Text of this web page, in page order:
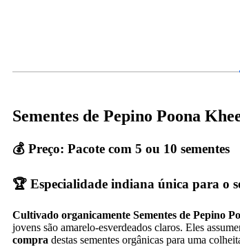
Sementes de Pepino Poona
💰 Preço: Pacote com 5 ou 10 sementes
🏆 Especialidade indiana única para o
Cultivado organicamente Sementes de Pepino
jovens são amarelo-esverdeados claros. Eles
compra destas sementes orgânicas para uma